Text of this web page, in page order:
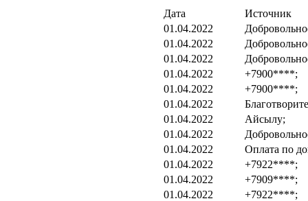
Дата
Источник
01.04.2022
01.04.2022
01.04.2022
01.04.2022
+7900****;
01.04.2022
+7900****;
01.04.2022
01.04.2022
Айсылу;
01.04.2022
01.04.2022
Оплата по
01.04.2022
+7922****;
01.04.2022
+7909****;
01.04.2022
+7922****;